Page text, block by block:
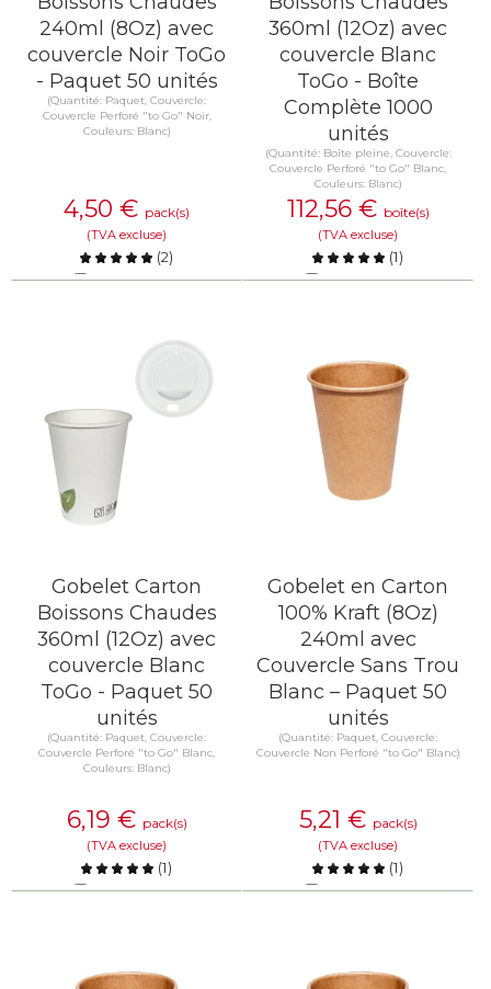
240ml (8Oz) avec
couvercle Noir ToGo
- Paquet 50 unités
(Quantité: Paquet, Couvercle:
Couvercle Perforé "to Go" Noir,
Couleurs: Blanc)
4,50 € pack(s)
(TVA excluse)
(2)
Comparer
360ml (12Oz) avec
couvercle Blanc
ToGo - Boîte
Complète 1000
unités
(Quantité: Boîte pleine, Couvercle:
Couvercle Perforé "to Go" Blanc,
Couleurs: Blanc)
112,56 € boîte(s)
(TVA excluse)
(1)
Comparer
Gobelet Carton
Boissons Chaudes
360ml (12Oz) avec
couvercle Blanc
ToGo - Paquet 50
unités
(Quantité: Paquet, Couvercle:
Couvercle Perforé "to Go" Blanc,
Couleurs: Blanc)
6,19 € pack(s)
(TVA excluse)
(1)
Comparer
Gobelet en Carton
100% Kraft (8Oz)
240ml avec
Couvercle Sans Trou
Blanc – Paquet 50
unités
(Quantité: Paquet, Couvercle:
Couvercle Non Perforé "to Go" Blanc)
5,21 € pack(s)
(TVA excluse)
(1)
Comparer